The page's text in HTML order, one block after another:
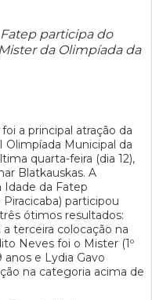
participa do
da Olimpíada da
a principal atração da
Municipal da
quarta-feira (dia 12),
Blatkauskas. A
Idade da Fatep
participou
ótimos resultados:
terceira colocação na
Neves foi o Mister (1º
e Lydia Gavo
na categoria acima de